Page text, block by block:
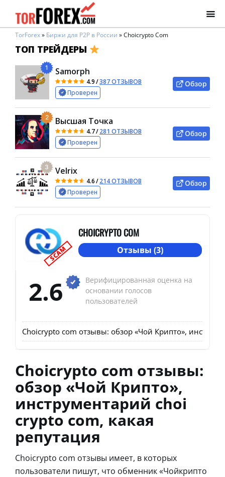
TorForex» Биржи для P2P в России »Choicrypto Com
ТОП ТРЕЙДЕРЫ
1 Samorph
4.9/387 ОТЗЫВОВ
Проверен
Обзор
2 Высшая Точка
4.7/281 ОТЗЫВОВ
Проверен
Обзор
3 Velrix
4.6/214 ОТЗЫВОВ
Проверен
Обзор
SCAM
CHOICRYPTO COM
Отзывы (3)
2.6
Верифицированная оценка на
основании голосов
пользователей
Choicrypto com отзывы: обзор «Чой Крипто»,
Choicrypto com отзывы:
обзор «Чой Крипто»,
инструментарий choi
crypto com, какая
репутация
Choicrypto com отзывы имеет, в которых
пользователи пишут, что обменник «Чойкрипто